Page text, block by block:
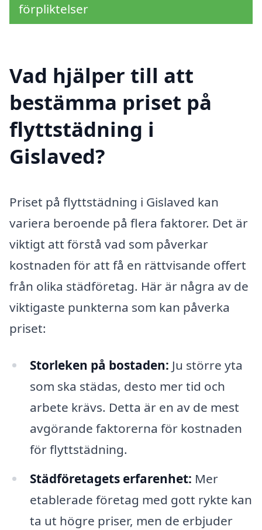
förpliktelser
Vad hjälper till att
bestämma priset på
flyttstädning i
Gislaved?
Priset på flyttstädning i Gislaved kan
variera beroende på flera faktorer. Det är
viktigt att förstå vad som påverkar
kostnaden för att få en rättvisande offert
från olika städföretag. Här är några av de
viktigaste punkterna som kan påverka
priset:
Storleken på bostaden: Ju större yta
som ska städas, desto mer tid och
arbete krävs. Detta är en av de mest
avgörande faktorerna för kostnaden
för flyttstädning.
Städföretagets erfarenhet: Mer
etablerade företag med gott rykte kan
ta ut högre priser, men de erbjuder